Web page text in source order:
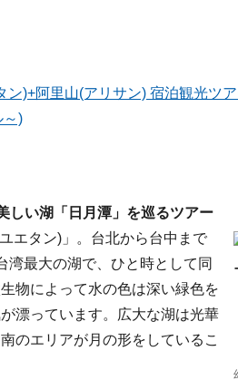
)+阿里山(アリサン) 宿泊観光ツ
～)
しい湖「日月潭」を巡るツアー
エタン)」。台北から台中まで
湾最大の湖で、ひと時として同
物によって水の色は深い緑色を
漂っています。広大な湖は光華
のエリアが月の形をしているこ